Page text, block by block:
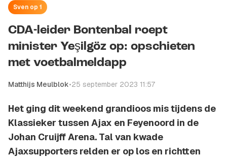
Sven op 1
CDA-leider Bontenbal roept
minister Yeşilgöz op: opschieten
met voetbalmeldapp
Matthijs Meulblok•25 september 2023 11:57
Het ging dit weekend grandioos mis tijdens de
Klassieker tussen Ajax en Feyenoord in de
Johan Cruijff Arena. Tal van kwade
Ajaxsupporters relden er op los en richtten